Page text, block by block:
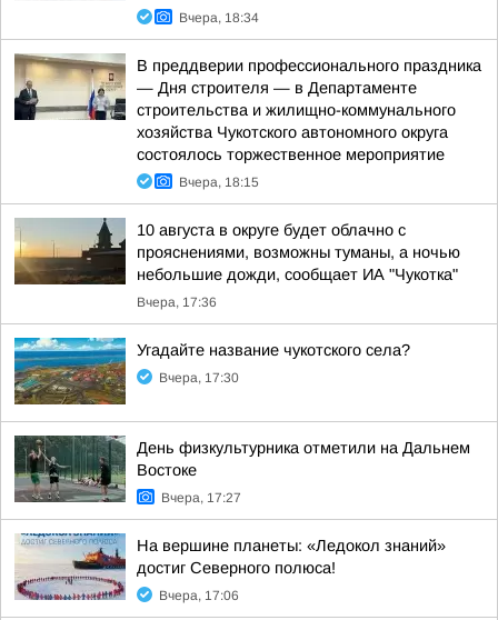
Вчера, 18:34
В преддверии профессионального праздника
— Дня строителя — в Департаменте
строительства и жилищно-коммунального
хозяйства Чукотского автономного округа
состоялось торжественное мероприятие
Вчера, 18:15
10 августа в округе будет облачно с
прояснениями, возможны туманы, а ночью
небольшие дожди, сообщает ИА "Чукотка"
Вчера, 17:36
Угадайте название чукотского села?
Вчера, 17:30
День физкультурника отметили на Дальнем
Востоке
Вчера, 17:27
На вершине планеты: «Ледокол знаний»
достиг Северного полюса!
Вчера, 17:06